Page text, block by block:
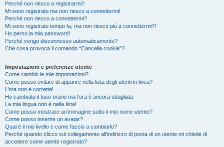
Perché non riesco a registrarmi?
Mi sono registrato ma non riesco a connettermi!
Perché non riesco a connettermi?
Mi sono registrato tempo fa, ma non riesco più a connettermi?!
Ho perso la mia password!
Perché vengo disconnesso automaticamente?
Che cosa provoca il comando “Cancella cookie”?
Impostazioni e preferenze utente
Come cambio le mie impostazioni?
Come posso evitare di apparire nella lista degli utenti in linea?
L’ora non è corretta!
Ho cambiato il fuso orario ma l’ora è ancora sbagliata
La mia lingua non è nella lista!
Come posso mostrare un’immagine sotto il mio nome utente?
Come posso inserire un avatar?
Qual è il mio livello e come faccio a cambiarlo?
Perché quando clicco sul collegamento all’indirizzo di posta di un utente mi chiede di
accedere come utente registrato?